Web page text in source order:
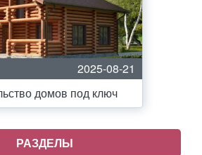
2025-08-21
домов под ключ
РАЗДЕЛЫ